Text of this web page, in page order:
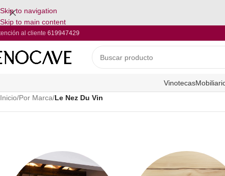
Skip to navigation
Skip to main content
al cliente 619947429
Vinotecas
Inicio/Por Marca/Le Nez Du Vin